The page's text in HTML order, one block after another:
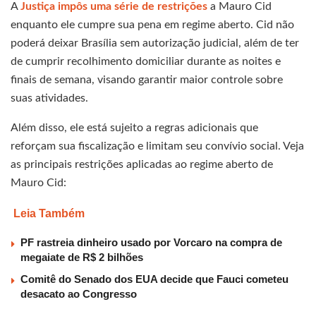
AJustiça impôs uma série de restrições a Mauro Cid
enquanto ele cumpre sua pena em regime aberto. Cid não
poderá deixar Brasília sem autorização judicial, além de ter
de cumprir recolhimento domiciliar durante as noites e
finais de semana, visando garantir maior controle sobre
suas atividades.
Além disso, ele está sujeito a regras adicionais que
reforçam sua fiscalização e limitam seu convívio social. Veja
as principais restrições aplicadas ao regime aberto de
Mauro Cid:
Leia Também
PF rastreia dinheiro usado por Vorcaro na compra de
megaiate de R$ 2 bilhões
Comitê do Senado dos EUA decide que Fauci cometeu
desacato ao Congresso